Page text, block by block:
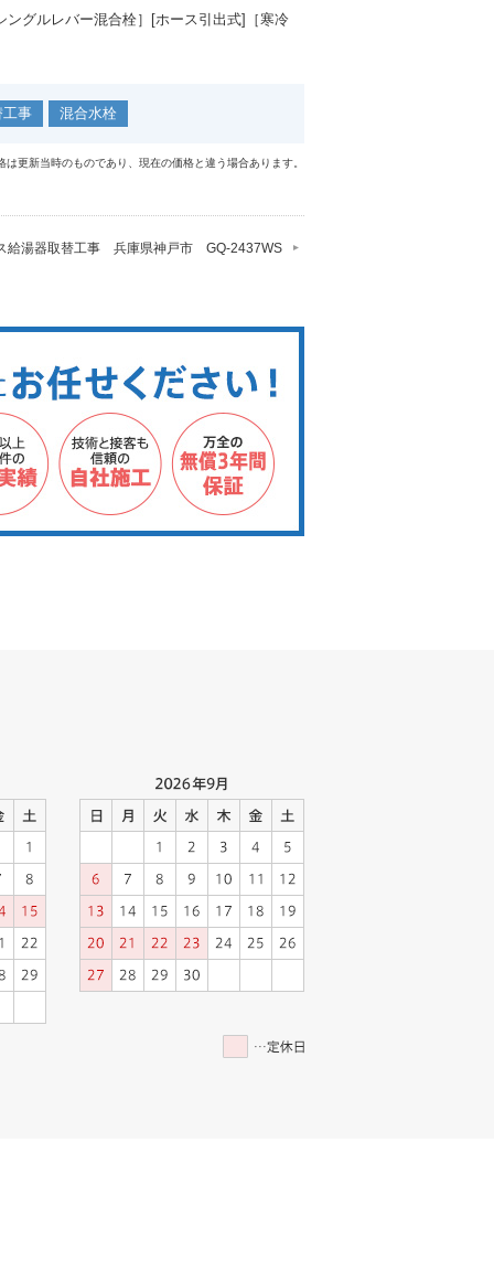
グルレバー混合栓］[ホース引出式]［寒冷
工事 混合水栓
更新当時のものであり、現在の価格と違う場合あります。
給湯器取替工事 兵庫県神戸市 GQ-2437WS